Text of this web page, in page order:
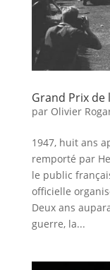
Grand Prix de
par Olivier
1947, huit ans
remporté par
le public
officielle
Deux ans
guerre, la...